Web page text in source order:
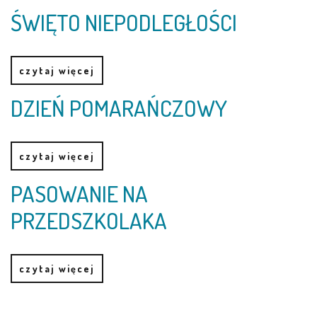
PRACOWNICY
STATUT I STANDARDY
OCHRONY MAŁOLETNICH
DEKLARACJA DOSTĘPNOŚCI
RADOŚĆ – ZABAWA – NAUKA
NASZA KONCEPCJA
ŚWIĘTO NIEPODLEGŁOŚCI
czytaj więcej
DZIEŃ POMARAŃCZOWY
czytaj więcej
PASOWANIE NA
PRZEDSZKOLAKA
czytaj więcej